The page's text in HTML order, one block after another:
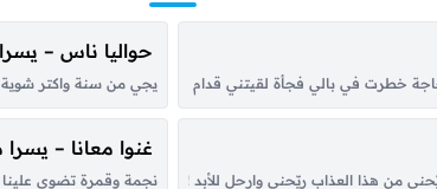
في بالي فجأة لقيتني قدام عيونك، أنا بقول نرجع يا
حواليا ناس –
يجي من سنة واكتر
من هذا العذاب ريّحني وارحل للأبد !! الوقت ما يحسب حساب
غنوا معانا –
نجمة وقمرة تضوي علينا